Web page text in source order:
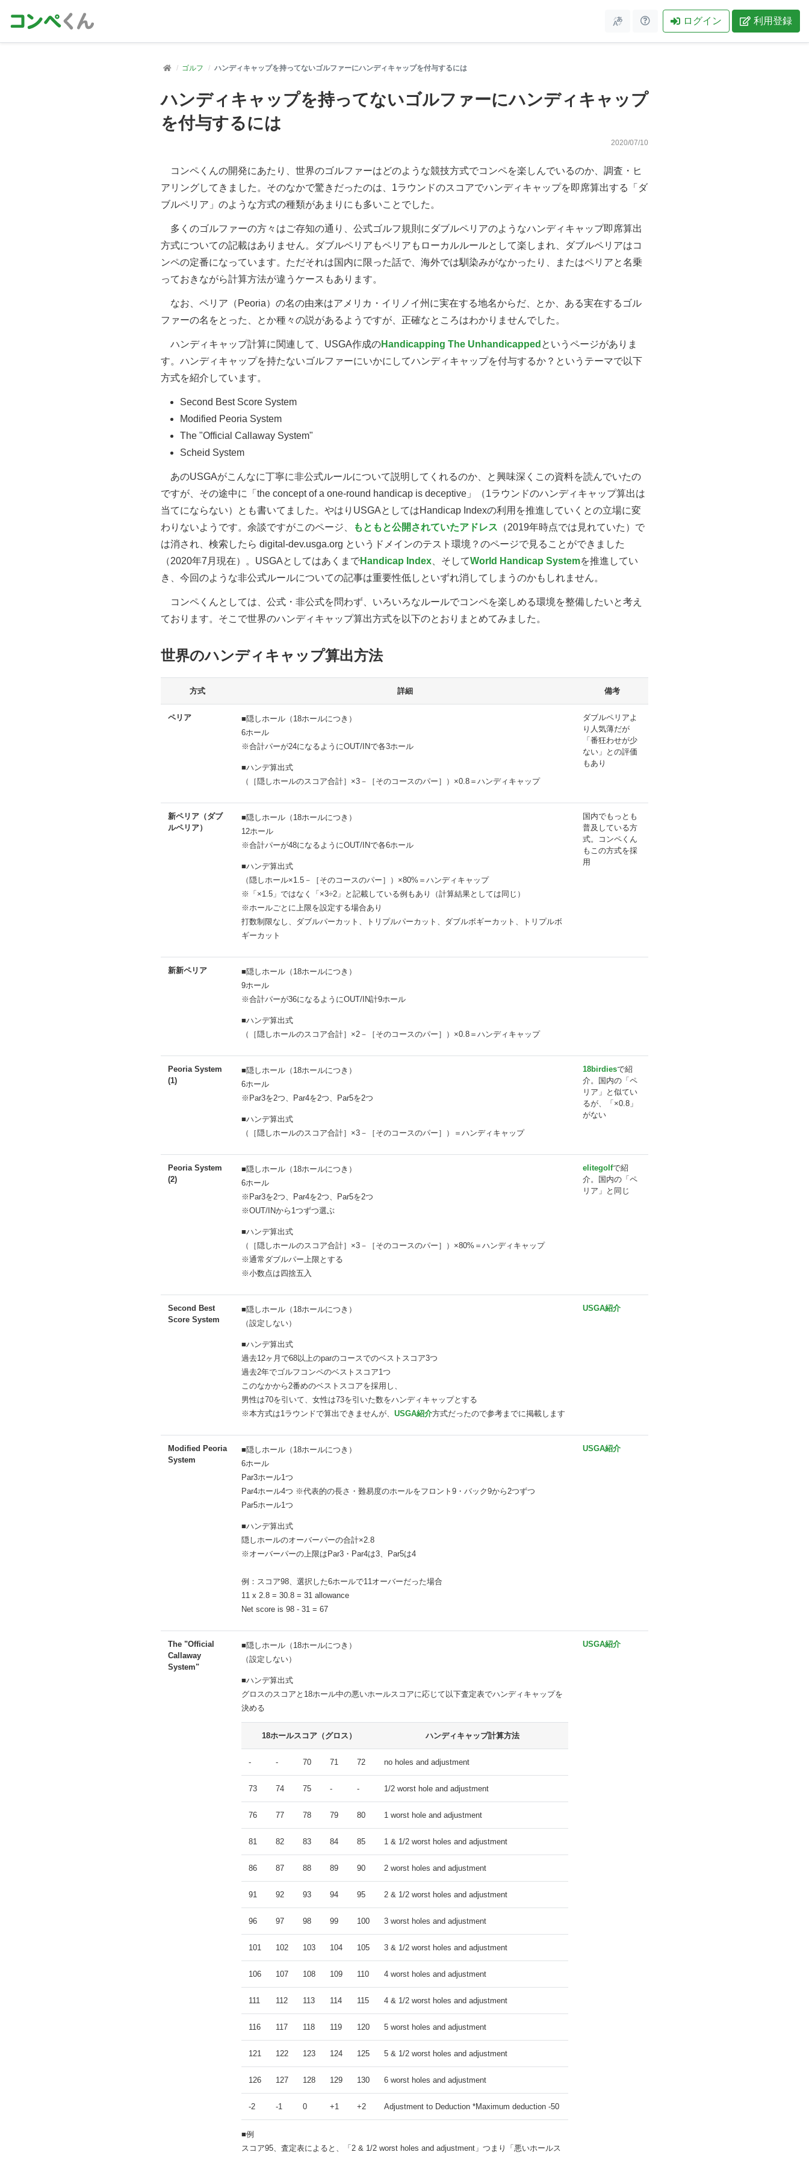
ログイン 利用登録
ゴルフ ハンディキャップを持ってないゴルファーにハンディキャップを付与するには
ハンディキャップを持ってないゴルファーにハンディキャップ
を付与するには
2020/07/10
コンペくんの開発にあたり、世界のゴルファーはどのような競技方式でコンペを楽しんでいるのか、調査・ヒ
アリングしてきました。そのなかで驚きだったのは、1ラウンドのスコアでハンディキャップを即席算出する「ダ
ブルペリア」のような方式の種類があまりにも多いことでした。
多くのゴルファーの方々はご存知の通り、公式ゴルフ規則にダブルペリアのようなハンディキャップ即席算出
方式についての記載はありません。ダブルペリアもペリアもローカルルールとして楽しまれ、ダブルペリアはコ
ンペの定番になっています。ただそれは国内に限った話で、海外では馴染みがなかったり、またはペリアと名乗
っておきながら計算方法が違うケースもあります。
なお、ペリア（Peoria）の名の由来はアメリカ・イリノイ州に実在する地名からだ、とか、ある実在するゴル
ファーの名をとった、とか種々の説があるようですが、正確なところはわかりませんでした。
ハンディキャップ計算に関連して、USGA作成のHandicapping The Unhandicapped というページがありま
す。ハンディキャップを持たないゴルファーにいかにしてハンディキャップを付与するか？というテーマで以下
方式を紹介しています。
Second Best Score System
Modified Peoria System
The "Official Callaway System"
Scheid System
あのUSGAがこんなに丁寧に非公式ルールについて説明してくれるのか、と興味深くこの資料を読んでいたの
ですが、その途中に「the concept of a one-round handicap is deceptive」（1ラウンドのハンディキャップ算出は
当てにならない）とも書いてました。やはりUSGAとしてはHandicap Indexの利用を推進していくとの立場に変
わりないようです。余談ですがこのページ、
もともと公開されていたアドレス （2019年時点では見れていた）で
は消され、検索したら digital-dev.usga.org というドメインのテスト環境？のページで見ることができました
（2020年7月現在）。USGAとしてはあくまでHandicap Index 、そしてWorld Handicap Systemを推進してい
き、今回のような非公式ルールについての記事は重要性低しといずれ消してしまうのかもしれません。
コンペくんとしては、公式・非公式を問わず、いろいろなルールでコンペを楽しめる環境を整備したいと考え
ております。そこで世界のハンディキャップ算出方式を以下のとおりまとめてみました。
世界のハンディキャップ算出方法
方式 詳細 備考
ペリア
■隠しホール（18ホールにつき）
6ホール
※合計パーが24になるようにOUT/INで各3ホール
■ハンデ算出式
（［隠しホールのスコア合計］×3－［そのコースのパー］）×0.8＝ハンディキャップ
ダブルペリアよ
り人気薄だが
「番狂わせが少
ない」との評価
もあり
新ペリア（ダブ
ルペリア）
■隠しホール（18ホールにつき）
12ホール
※合計パーが48になるようにOUT/INで各6ホール
■ハンデ算出式
（隠しホール×1.5－［そのコースのパー］）×80%＝ハンディキャップ
※「×1.5」ではなく「×3÷2」と記載している例もあり（計算結果としては同じ）
※ホールごとに上限を設定する場合あり
打数制限なし、ダブルパーカット、トリプルパーカット、ダブルボギーカット、トリプルボ
ギーカット
国内でもっとも
普及している方
式。コンペくん
もこの方式を採
用
新新ペリア
■隠しホール（18ホールにつき）
9ホール
※合計パーが36になるようにOUT/IN計9ホール
■ハンデ算出式
（［隠しホールのスコア合計］×2－［そのコースのパー］）×0.8＝ハンディキャップ
Peoria System
(1)
■隠しホール（18ホールにつき）
6ホール
※Par3を2つ、Par4を2つ、Par5を2つ
■ハンデ算出式
（［隠しホールのスコア合計］×3－［そのコースのパー］）＝ハンディキャップ
18birdiesで紹
介。国内の「ペ
リア」と似てい
るが、「×0.8」
がない
Peoria System
(2)
■隠しホール（18ホールにつき）
6ホール
※Par3を2つ、Par4を2つ、Par5を2つ
※OUT/INから1つずつ選ぶ
■ハンデ算出式
（［隠しホールのスコア合計］×3－［そのコースのパー］）×80%＝ハンディキャップ
※通常ダブルパー上限とする
※小数点は四捨五入
elitegolfで紹
介。国内の「ペ
リア」と同じ
Second Best
Score System
■隠しホール（18ホールにつき）
（設定しない）
■ハンデ算出式
過去12ヶ月で68以上のparのコースでのベストスコア3つ
過去2年でゴルフコンペのベストスコア1つ
このなかから2番めのベストスコアを採用し、
男性は70を引いて、女性は73を引いた数をハンディキャップとする
※本方式は1ラウンドで算出できませんが、 USGA紹介方式だったので参考までに掲載します
USGA紹介
Modified Peoria
System
■隠しホール（18ホールにつき）
6ホール
Par3ホール1つ
Par4ホール4つ ※代表的の長さ・難易度のホールをフロント9・バック9から2つずつ
Par5ホール1つ
■ハンデ算出式
隠しホールのオーバーパーの合計×2.8
※オーバーパーの上限はPar3・Par4は3、Par5は4
例：スコア98、選択した6ホールで11オーバーだった場合
11 x 2.8 = 30.8 = 31 allowance
Net score is 98 - 31 = 67
USGA紹介
The "Official
Callaway
System"
■隠しホール（18ホールにつき）
（設定しない）
■ハンデ算出式
グロスのスコアと18ホール中の悪いホールスコアに応じて以下査定表でハンディキャップを
決める
18ホールスコア（グロス） ハンディキャップ計算方法
- - 70 71 72 no holes and adjustment
73 74 75 - - 1/2 worst hole and adjustment
76 77 78 79 80 1 worst hole and adjustment
81 82 83 84 85 1 & 1/2 worst holes and adjustment
86 87 88 89 90 2 worst holes and adjustment
91 92 93 94 95 2 & 1/2 worst holes and adjustment
96 97 98 99 100 3 worst holes and adjustment
101 102 103 104 105 3 & 1/2 worst holes and adjustment
106 107 108 109 110 4 worst holes and adjustment
111 112 113 114 115 4 & 1/2 worst holes and adjustment
116 117 118 119 120 5 worst holes and adjustment
121 122 123 124 125 5 & 1/2 worst holes and adjustment
126 127 128 129 130 6 worst holes and adjustment
-2 -1 0 +1 +2 Adjustment to Deduction *Maximum deduction -50
■例
スコア95、査定表によると、「2 & 1/2 worst holes and adjustment」つまり「悪いホールス
USGA紹介